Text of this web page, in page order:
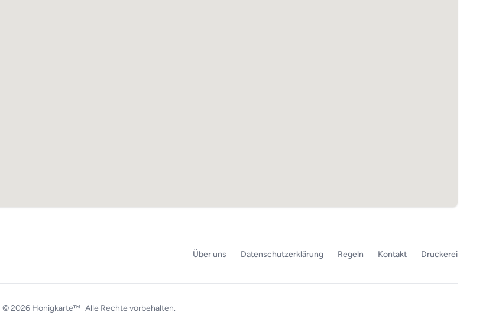
Über uns Datenschutzerklärung Regeln Kontakt Druckerei
© 2026 Honigkarte™ Alle Rechte vorbehalten.